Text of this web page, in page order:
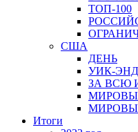
ТОП-100
США
ДЕНЬ
УИК-ЭНД
ЗА ВСЮ
Итоги